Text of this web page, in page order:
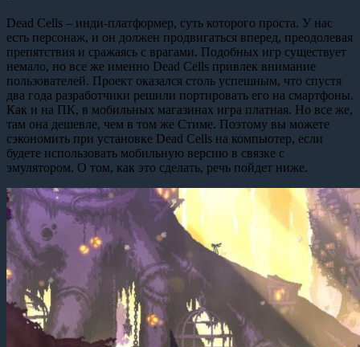
Dead Cells – инди-платформер, суть которого проста. У нас
есть персонаж, и он должен продвигаться вперед, преодолевая
препятствия и сражаясь с врагами. Подобных игр существует
немало, но все же именно Dead Cells привлек внимание
пользователей. Проект оказался столь успешным, что спустя
два года разработчики решили портировать его на смартфоны.
Как и на ПК, в мобильных магазинах игра платная. Но все же,
там она дешевле, чем в том же Стиме. Поэтому вы можете
сэкономить при установке Dead Cells на компьютер, если
будете использовать мобильную версию в связке с
эмулятором. О том, как это сделать, речь пойдет ниже.